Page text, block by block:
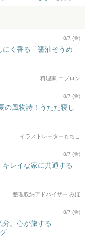
8/7 (金)
く香る「醤油そうめ
料理家 エプロン
8/7 (金)
の風物詩！うたた寝し
イラストレーターもちこ
8/7 (金)
レイな家に共通する
整理収納アドバイザー みほ
8/7 (金)
分。心が旅する